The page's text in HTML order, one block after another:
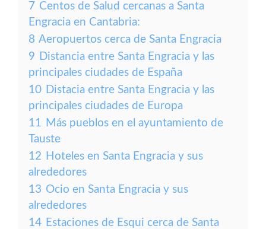
7 Centos de Salud cercanas a Santa
Engracia en Cantabria:
8 Aeropuertos cerca de Santa Engracia
9 Distancia entre Santa Engracia y las
principales ciudades de España
10 Distacia entre Santa Engracia y las
principales ciudades de Europa
11 Más pueblos en el ayuntamiento de
Tauste
12 Hoteles en Santa Engracia y sus
alrededores
13 Ocio en Santa Engracia y sus
alrededores
14 Estaciones de Esqui cerca de Santa